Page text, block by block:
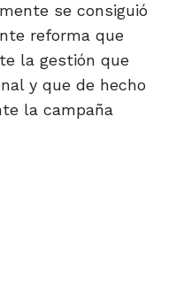
se consiguió
reforma que
la gestión que
y que de hecho
la campaña